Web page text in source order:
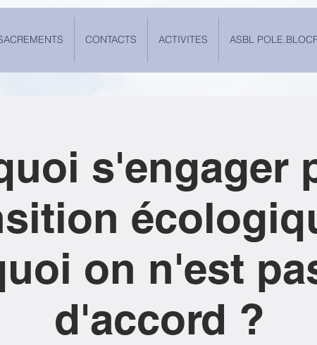
CONTACTS ACTIVITES ASBL
s'engager
on n'est
d'accord ?